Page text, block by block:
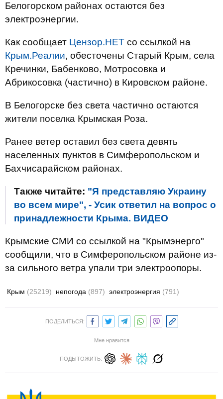
Белогорском районах остаются без
электроэнергии.
Как сообщает Цензор.НЕТ со ссылкой на
Крым.Реалии, обесточены Старый Крым, села
Кречинки, Бабенково, Мотросовка и
Абрикосовка (частично) в Кировском районе.
В Белогорске без света частично остаются
жители поселка Крымская Роза.
Ранее ветер оставил без света девять
населенных пунктов в Симферопольском и
Бахчисарайском районах.
Также читайте: "Я представляю Украину
во всем мире", - Усик ответил на вопрос о
принадлежности Крыма. ВИДЕО
Крымские СМИ со ссылкой на "Крымэнерго"
сообщили, что в Симферопольском районе из-
за сильного ветра упали три электроопоры.
Крым (25219) непогода (897) электроэнергия (791)
ПОДЕЛИТЬСЯ:
Мне нравится
ПОДЫТОЖИТЬ: